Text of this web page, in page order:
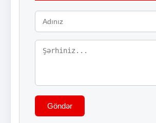
Göndər